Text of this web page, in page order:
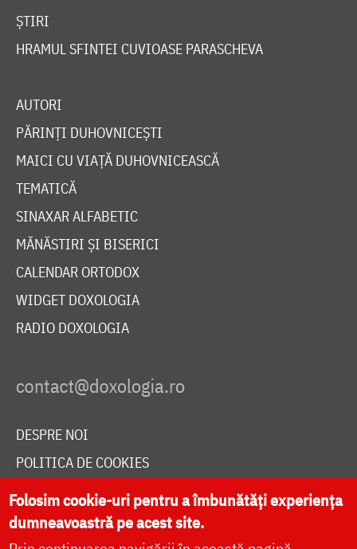
ȘTIRI
HRAMUL SFINTEI CUVIOASE PARASCHEVA
AUTORI
PĂRINȚI DUHOVNICEȘTI
MAICI CU VIAȚĂ DUHOVNICEASCĂ
TEMATICĂ
SINAXAR ALFABETIC
MĂNĂSTIRI ȘI BISERICI
CALENDAR ORTODOX
WIDGET DOXOLOGIA
RADIO DOXOLOGIA
DESPRE NOI
POLITICA DE COOKIES
DONEAZĂ ONLINE PENTRU CATEDRALA NAȚIONALĂ
Folosim cookie-uri pentru a îmbunătăți experiența
dumneavoastră pe acest site.